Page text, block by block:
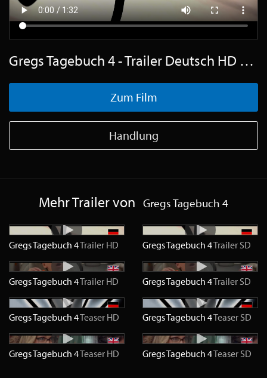
Gregs Tagebuch 4 - Trailer Deutsch HD
Zum Film
Handlung
Mehr Trailer von Gregs Tagebuch 4
Gregs Tagebuch 4Trailer HD Gregs Tagebuch 4Trailer SD
Gregs Tagebuch 4Trailer HD Gregs Tagebuch 4Trailer SD
Gregs Tagebuch 4Teaser HD Gregs Tagebuch 4Teaser SD
Gregs Tagebuch 4Teaser HD Gregs Tagebuch 4Teaser SD